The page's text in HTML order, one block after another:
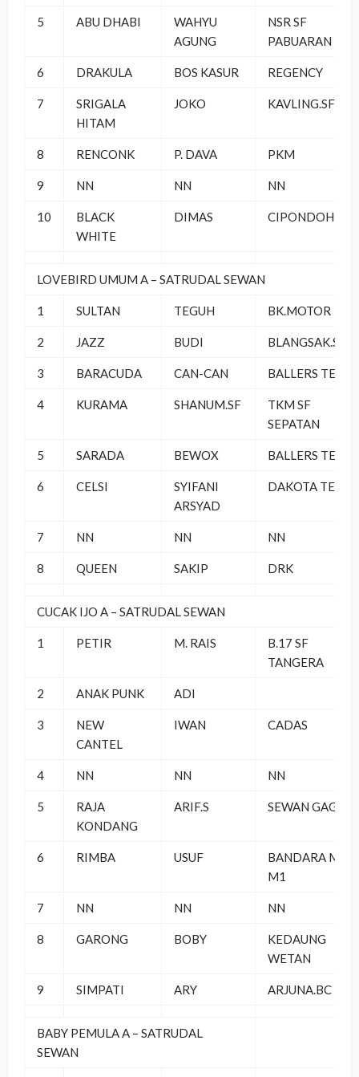
5 ABU DHABI
WAHYU
AGUNG
NSR SF
PABUARAN
6 DRAKULA BOS KASUR REGENCY
7
SRIGALA
HITAM
JOKO KAVLING.SF
8 RENCONK P. DAVA PKM
9 NN NN NN
10
BLACK
WHITE
DIMAS CIPONDOH
LOVEBIRD UMUM A – SATRUDAL SEWAN
1 SULTAN TEGUH BK.MOTOR
2 JAZZ BUDI BLANGSAK.SF
3 BARACUDA CAN-CAN BALLERS TEAM
4 KURAMA SHANUM.SF
TKM SF
SEPATAN
5 SARADA BEWOX BALLERS TEAM
6 CELSI
SYIFANI
ARSYAD
DAKOTA TEAM
7 NN NN NN
8 QUEEN SAKIP DRK
CUCAK IJO A – SATRUDAL SEWAN
1 PETIR M. RAIS
B.17 SF
TANGERA
2 ANAK PUNK ADI
3
NEW
CANTEL
IWAN CADAS
4 NN NN NN
5
RAJA
KONDANG
ARIF.S SEWAN GAGA
6 RIMBA USUF
BANDARA MAS
M1
7 NN NN NN
8 GARONG BOBY
KEDAUNG
WETAN
9 SIMPATI ARY ARJUNA.BC
BABY PEMULA A – SATRUDAL
SEWAN